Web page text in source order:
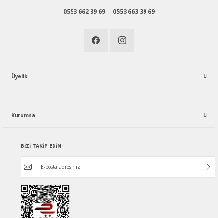
0553 662 39 69 0553 663 39 69
Üyelik
Kurumsal
BİZİ TAKİP EDİN